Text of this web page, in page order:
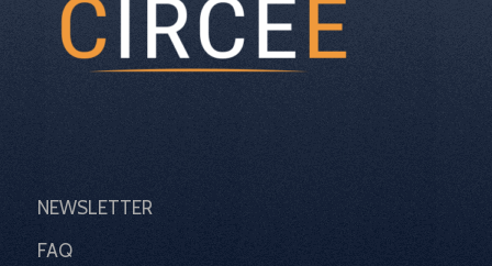
NEWSLETTER
FAQ